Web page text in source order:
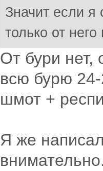
Значит если я
только от
От бури нет,
всю бурю 24-
шмот +
Я же